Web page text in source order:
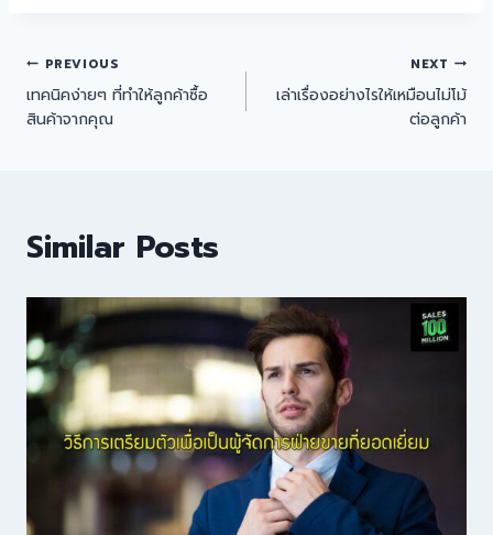
PREVIOUS
เทคนิคง่ายๆ ที่ทำให้ลูกค้าซื้อ
สินค้าจากคุณ
NEXT
เล่าเรื่องอย่างไรให้เหมือนไม่โม้
ต่อลูกค้า
Similar Posts